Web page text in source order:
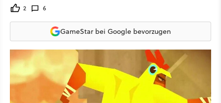
2 6
GameStar bei Google bevorzugen